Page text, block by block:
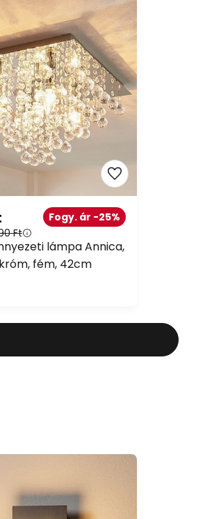
Ft
Fogy. ár -25%
lámpa Annica,
fém, 42cm